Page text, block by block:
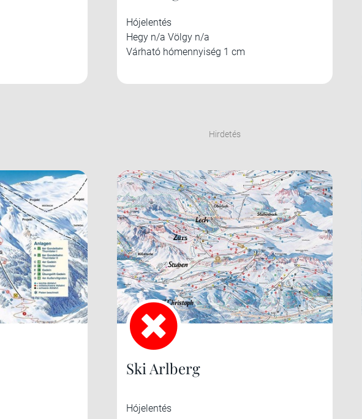
Hójelentés
Hegy n/a Völgy n/a
Várható hómennyiség 1 cm
Hirdetés
Ski Arlberg
Hójelentés